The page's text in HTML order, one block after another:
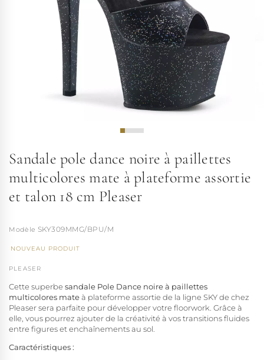
Sandale pole dance noire à paillettes
multicolores mate à plateforme assortie
et talon 18 cm Pleaser
SKY309MMG/BPU/M
NOUVEAU PRODUIT
PLEASER
Cette superbe sandale Pole Dance noire à paillettes
multicolores mateà plateforme assortie de la ligne SKY de chez
Pleaser sera parfaite pour développer votre floorwork. Grâce à
elle, vous pourrez ajouter de la créativité à vos transitions fluides
entre figures et enchaînements au sol.
Caractéristiques :